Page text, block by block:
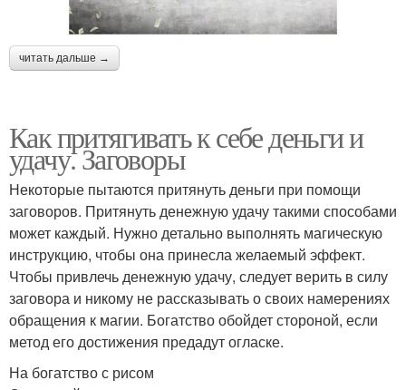
читать дальше →
Как притягивать к себе деньги и
удачу. Заговоры
Некоторые пытаются притянуть деньги при помощи
заговоров. Притянуть денежную удачу такими способами
может каждый. Нужно детально выполнять магическую
инструкцию, чтобы она принесла желаемый эффект.
Чтобы привлечь денежную удачу, следует верить в силу
заговора и никому не рассказывать о своих намерениях
обращения к магии. Богатство обойдет стороной, если
метод его достижения предадут огласке.
На богатство с рисом